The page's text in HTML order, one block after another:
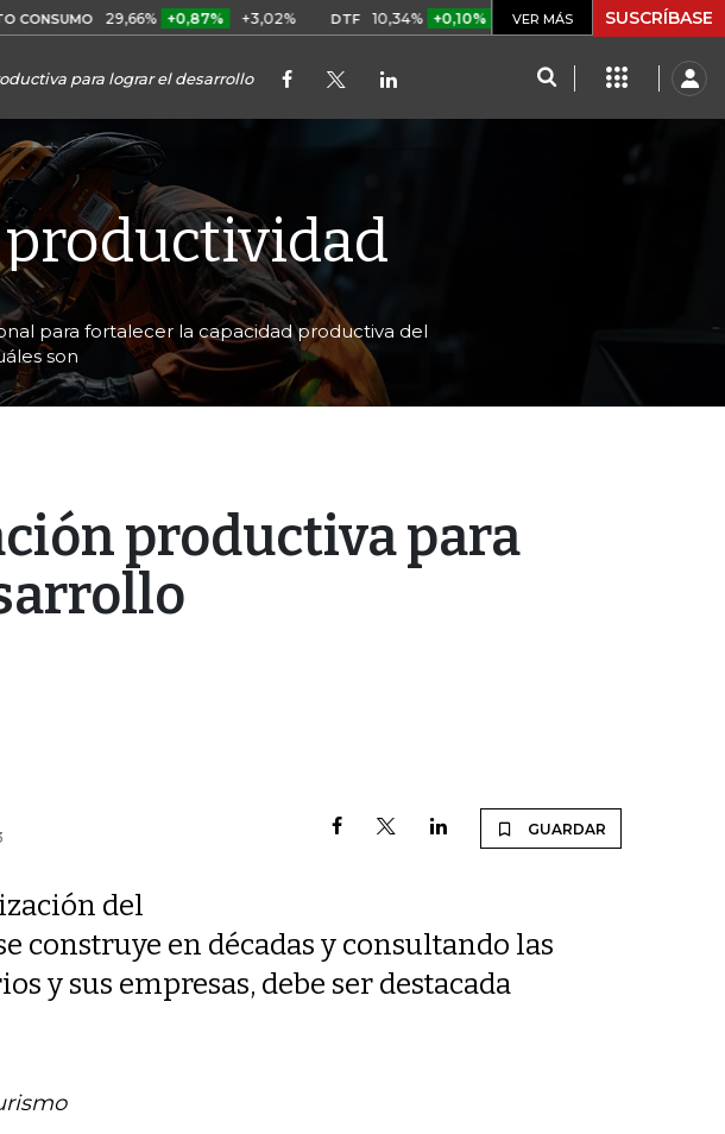
29,66% +0,87% +3,02% DTF 10,34% +0,10% +0,98% UVR $ 416,96 +$ 0,05
VER MÁS SUSCRÍBASE
para lograr el desarrollo
productividad
para fortalecer la capacidad productiva del
son
productiva para
GUARDAR
del
construye en décadas y consultando las
y sus empresas, debe ser destacada